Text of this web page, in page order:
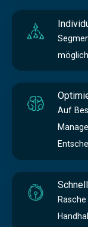
möglich
Auf
Schnell